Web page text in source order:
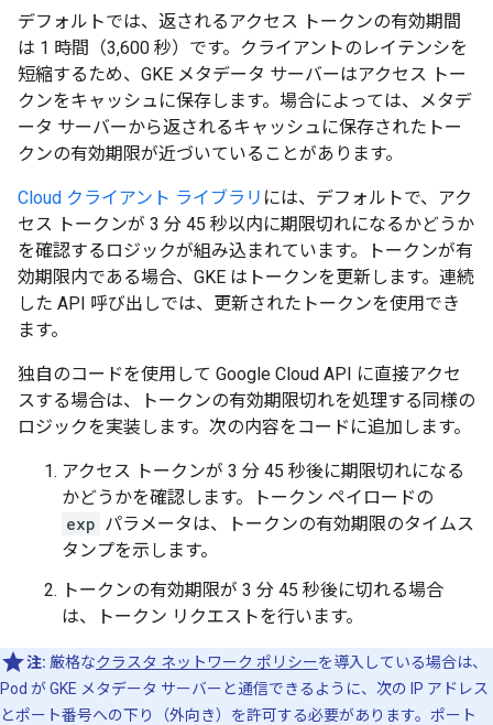
デフォルトでは、返されるアクセス トークンの有効期間
は 1 時間（3,600 秒）です。クライアントのレイテンシを
短縮するため、GKE メタデータ サーバーはアクセス トー
クンをキャッシュに保存します。場合によっては、メタデ
ータ サーバーから返されるキャッシュに保存されたトー
クンの有効期限が近づいていることがあります。
Cloud クライアント ライブラリ には、デフォルトで、アク
セス トークンが 3 分 45 秒以内に期限切れになるかどうか
を確認するロジックが組み込まれています。トークンが有
効期限内である場合、GKE はトークンを更新します。連続
した API 呼び出しでは、更新されたトークンを使用でき
ます。
独自のコードを使用して Google Cloud API に直接アクセ
スする場合は、トークンの有効期限切れを処理する同様の
ロジックを実装します。次の内容をコードに追加します。
アクセス トークンが 3 分 45 秒後に期限切れになる
かどうかを確認します。トークン ペイロードの
exp パラメータは、トークンの有効期限のタイムス
タンプを示します。
トークンの有効期限が 3 分 45 秒後に切れる場合
は、トークン リクエストを行います。
注: 厳格なクラスタ ネットワーク ポリシーを導入している場合は、
Pod が GKE メタデータ サーバーと通信できるように、次の IP アドレス
とポート番号への下り（外向き）を許可する必要があります。ポート